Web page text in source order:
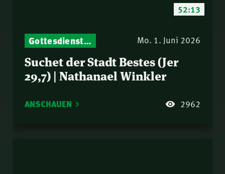
52:13
Gottesdienst-Botschaften – Jeden Sonntag neu: Aktuelle Predigten vom Mitternachtsruf Mo. 1. Juni 2026
Suchet der Stadt Bestes (Jer
29,7) | Nathanael Winkler
ANSCHAUEN 2962